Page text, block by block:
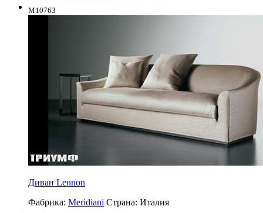
M10763
Диван Lennon
Фабрика: Meridiani Страна: Италия